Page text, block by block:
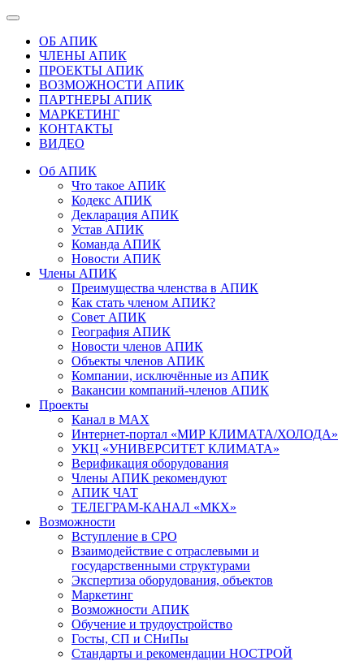
ОБ АПИК
ЧЛЕНЫ АПИК
ПРОЕКТЫ АПИК
ВОЗМОЖНОСТИ АПИК
ПАРТНЕРЫ АПИК
МАРКЕТИНГ
КОНТАКТЫ
ВИДЕО
Об АПИК
Что такое АПИК
Кодекс АПИК
Декларация АПИК
Устав АПИК
Команда АПИК
Новости АПИК
Члены АПИК
Преимущества членства в АПИК
Как стать членом АПИК?
Совет АПИК
География АПИК
Новости членов АПИК
Объекты членов АПИК
Компании, исключённые из АПИК
Вакансии компаний-членов АПИК
Проекты
Канал в MAX
Интернет-портал «МИР КЛИМАТА/ХОЛОДА»
УКЦ «УНИВЕРСИТЕТ КЛИМАТА»
Верификация оборудования
Члены АПИК рекомендуют
АПИК ЧАТ
ТЕЛЕГРАМ-КАНАЛ «МКХ»
Возможности
Вступление в СРО
Взаимодействие с отраслевыми и
государственными структурами
Экспертиза оборудования, объектов
Маркетинг
Возможности АПИК
Обучение и трудоустройство
Госты, СП и СНиПы
Стандарты и рекомендации НОСТРОЙ